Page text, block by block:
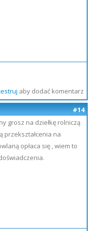
aby dodać komentarz
#14
grosz na dziełkę rolniczą
przekształcenia na
opłaca się , wiem to